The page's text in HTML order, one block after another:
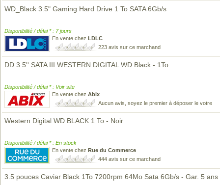
WD_Black 3.5" Gaming Hard Drive 1 To SATA 6Gb/s
Disponibilité / délai * : 7 jours
En vente chez LDLC
223 avis sur ce marchand
DD 3.5'' SATA III WESTERN DIGITAL WD Black - 1To
Disponibilité / délai * : Voir site
En vente chez Abix
Aucun avis, soyez le premier à déposer le votre
Western Digital WD BLACK 1 To - Noir
Disponibilité / délai * : En stock
En vente chez Rue du Commerce
444 avis sur ce marchand
3.5 pouces Caviar Black 1To 7200rpm 64Mo Sata 6Gb/s - Gar. 5 ans